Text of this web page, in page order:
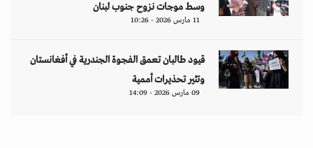
وسط موجات نزوح جنوب لبنان
11 مارس 2026 - 10:26
قيود طالبان تعمق الفجوة الجندرية في أفغانستان
وتثير تحذيرات أممية
09 مارس 2026 - 14:09